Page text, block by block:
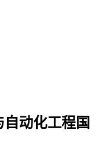
动化工程国